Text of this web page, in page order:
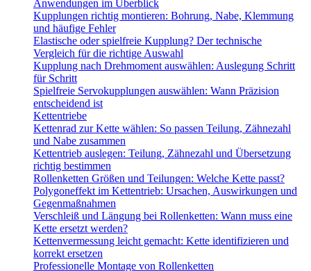
Anwendungen im Überblick
Kupplungen richtig montieren: Bohrung, Nabe, Klemmung
und häufige Fehler
Elastische oder spielfreie Kupplung? Der technische
Vergleich für die richtige Auswahl
Kupplung nach Drehmoment auswählen: Auslegung Schritt
für Schritt
Spielfreie Servokupplungen auswählen: Wann Präzision
entscheidend ist
Kettentriebe
Kettenrad zur Kette wählen: So passen Teilung, Zähnezahl
und Nabe zusammen
Kettentrieb auslegen: Teilung, Zähnezahl und Übersetzung
richtig bestimmen
Rollenketten Größen und Teilungen: Welche Kette passt?
Polygoneffekt im Kettentrieb: Ursachen, Auswirkungen und
Gegenmaßnahmen
Verschleiß und Längung bei Rollenketten: Wann muss eine
Kette ersetzt werden?
Kettenvermessung leicht gemacht: Kette identifizieren und
korrekt ersetzen
Professionelle Montage von Rollenketten